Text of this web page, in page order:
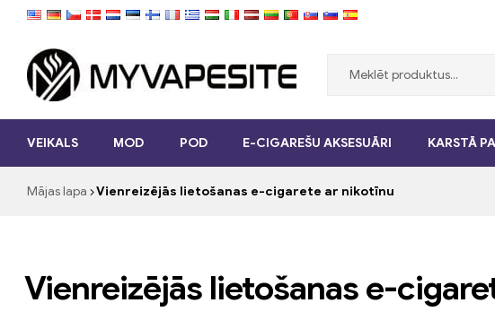
Myvapesite.de
cigaretes
myvapesite.de
VEIKALS MOD POD E-CIGAREŠU AKSESUĀRI KARSTĀ
Mājas lapa Vienreizējās lietošanas e-cigarete ar nikotīnu
Vienreizējās lietošanas e-